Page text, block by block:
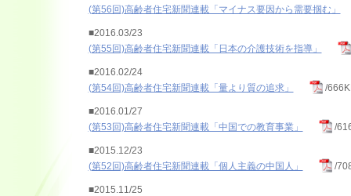
(第56回)高齢者住宅新聞連載「マイナス要因から需要掴む」
■2016.03/23
(第55回)高齢者住宅新聞連載「日本の介護技術を指導」
■2016.02/24
(第54回)高齢者住宅新聞連載「量より質の追求」
/
■2016.01/27
(第53回)高齢者住宅新聞連載「中国での教育事業」
/
■2015.12/23
(第52回)高齢者住宅新聞連載「個人主義の中国人」
/
■2015.11/25